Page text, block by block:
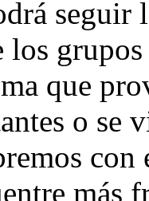
seguir
los
que
o se
más